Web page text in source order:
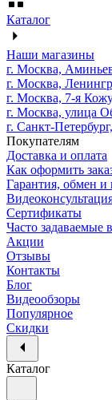
Каталог
Наши магазины
г. Москва,
г. Москва,
г. Москва, 7-я
г. Москва, улица
г. Санкт-
Покупателям
Доставка и оплата
Как оформить
Гарантия, обмен и
Сертификаты
Часто задаваемые
Акции
Отзывы
Контакты
Блог
Видеообзоры
Популярное
Скидки
Каталог